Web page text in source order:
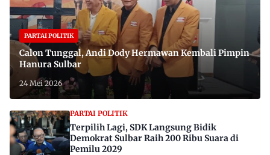
PARTAI POLITIK
Calon Tunggal, Andi Dody Hermawan Kembali Pimpin
Hanura Sulbar
24 Mei 2026
PARTAI POLITIK
Terpilih Lagi, SDK Langsung Bidik
Demokrat Sulbar Raih 200 Ribu Suara di
Pemilu 2029